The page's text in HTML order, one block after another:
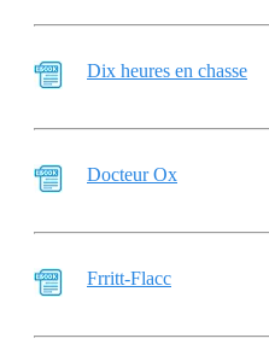
Dix heures en chasse
Docteur Ox
Frritt-Flacc